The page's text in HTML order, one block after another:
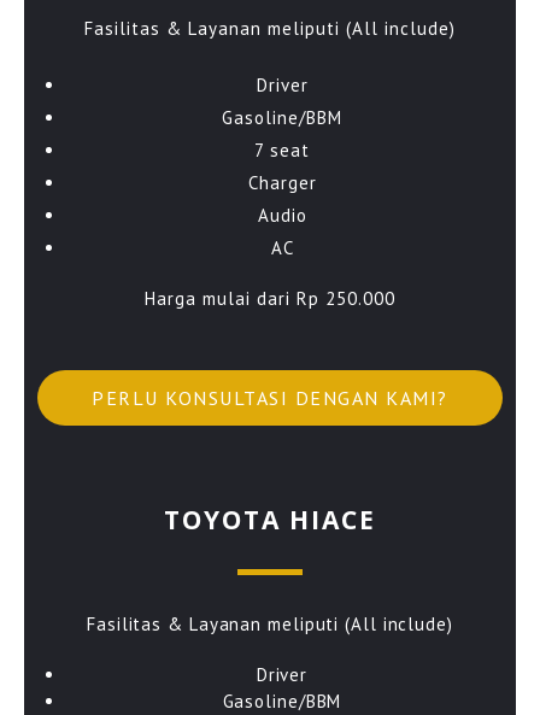
Fasilitas & Layanan meliputi (All include)
Driver
Gasoline/BBM
7 seat
Charger
Audio
AC
Harga mulai dari Rp 250.000
PERLU KONSULTASI DENGAN KAMI?
TOYOTA HIACE
Fasilitas & Layanan meliputi (All include)
Driver
Gasoline/BBM